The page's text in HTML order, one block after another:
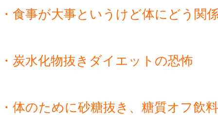
・食事が大事というけど体にどう関
・炭水化物抜きダイエットの恐怖
・体のために砂糖抜き、糖質オフ飲